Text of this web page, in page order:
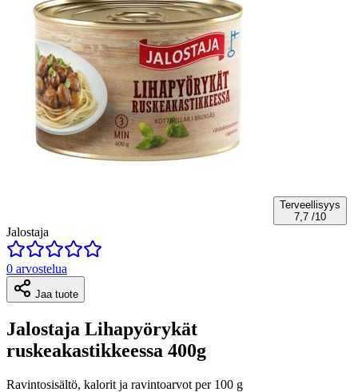
Terveellisyys
7,7 /10
Jalostaja
0 arvostelua
Jaa tuote
Jalostaja Lihapyörykät
ruskeakastikkeessa 400g
Ravintosisältö, kalorit ja ravintoarvot per 100 g